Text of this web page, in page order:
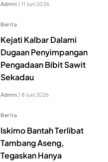
Admin | 11 Juni 2026
Berita
Kejati Kalbar Dalami
Dugaan Penyimpangan
Pengadaan Bibit Sawit
Sekadau
Admin | 8 Juni 2026
Berita
Iskimo Bantah Terlibat
Tambang Aseng,
Tegaskan Hanya